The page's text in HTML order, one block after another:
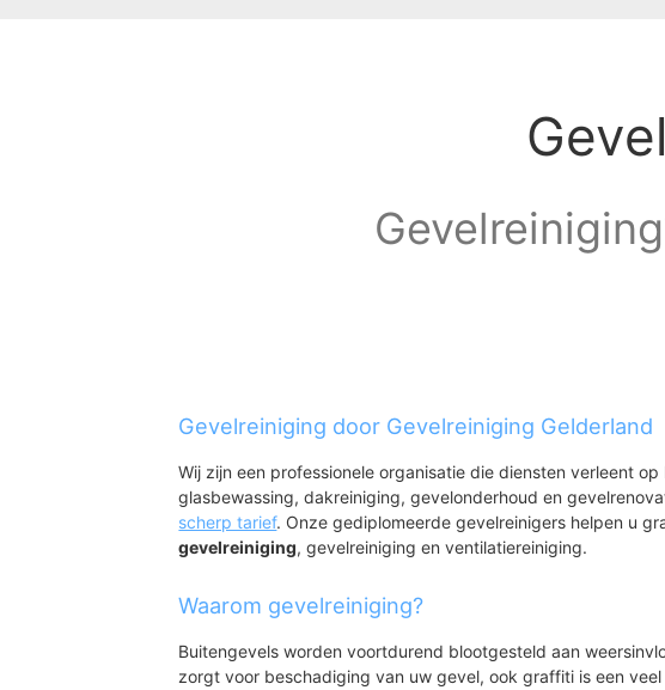
Gevelreiniging door Gevelreiniging Gelderland
Wij zijn een professionele organisatie die diensten verleent
glasbewassing, dakreiniging, gevelonderhoud en
scherp tarief. Onze gediplomeerde gevelreinigers helpen u
gevelreiniging, gevelreiniging en ventilatiereiniging.
Waarom gevelreiniging?
Buitengevels worden voortdurend blootgesteld aan
zorgt voor beschadiging van uw gevel, ook graffiti is een